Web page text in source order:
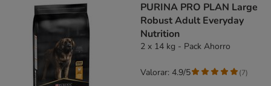
PURINA PRO PLAN Large
Robust Adult Everyday
Nutrition
2 x 14 kg - Pack Ahorro
Valorar: 4.9/5 (7)